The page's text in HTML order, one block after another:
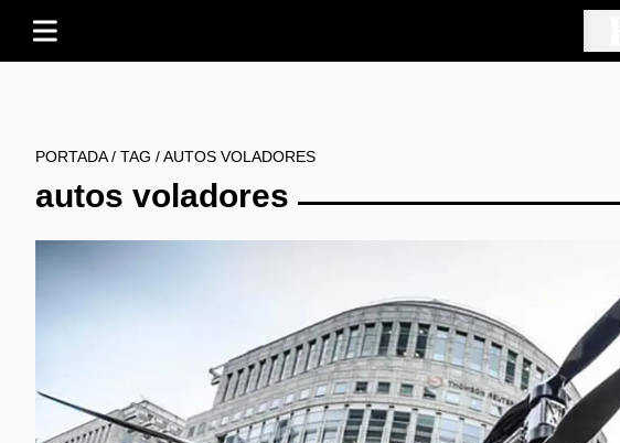
PORTADA/ TAG /AUTOS VOLADORES
autos voladores